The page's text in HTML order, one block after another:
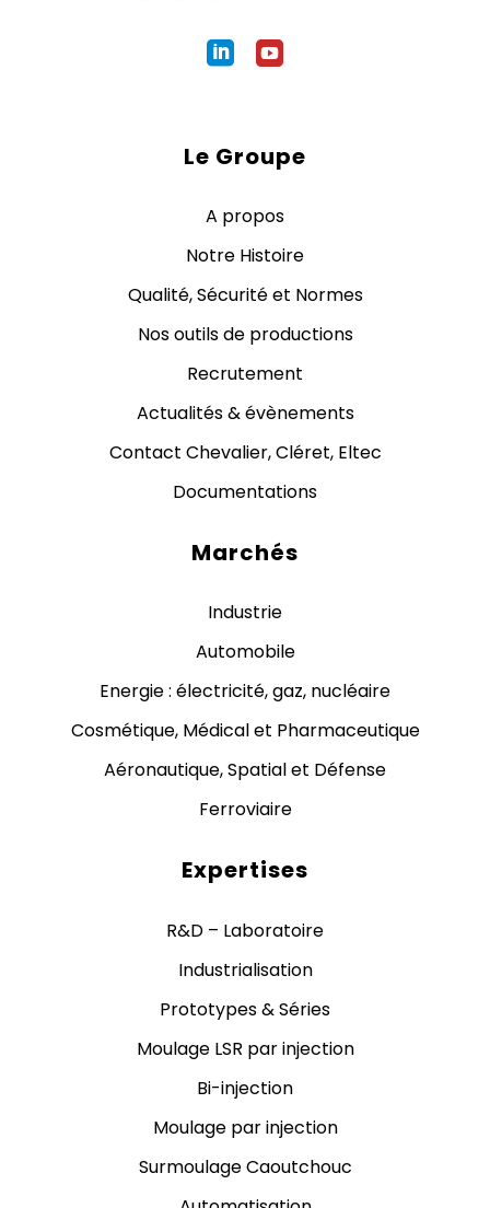
Le Groupe
A propos
Notre Histoire
Qualité, Sécurité et Normes
Nos outils de productions
Recrutement
Actualités & évènements
Contact Chevalier, Cléret, Eltec
Documentations
Marchés
Industrie
Automobile
Energie : électricité, gaz, nucléaire
Cosmétique, Médical et Pharmaceutique
Aéronautique, Spatial et Défense
Ferroviaire
Expertises
R&D – Laboratoire
Industrialisation
Prototypes & Séries
Moulage LSR par injection
Bi-injection
Moulage par injection
Surmoulage Caoutchouc